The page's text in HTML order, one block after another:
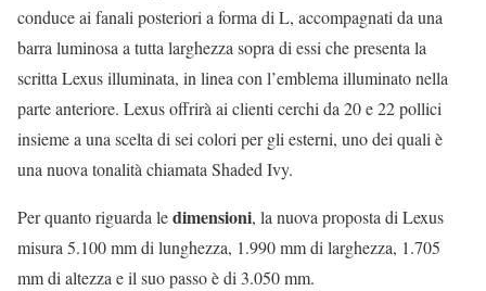
conduce ai fanali posteriori a forma di L, accompagnati da una
barra luminosa a tutta larghezza sopra di essi che presenta la
scritta Lexus illuminata, in linea con l’emblema illuminato nella
parte anteriore. Lexus offrirà ai clienti cerchi da 20 e 22 pollici
insieme a una scelta di sei colori per gli esterni, uno dei quali è
una nuova tonalità chiamata Shaded Ivy.
Per quanto riguarda ledimensioni, la nuova proposta di Lexus
misura 5.100 mm di lunghezza, 1.990 mm di larghezza, 1.705
mm di altezza e il suo passo è di 3.050 mm.